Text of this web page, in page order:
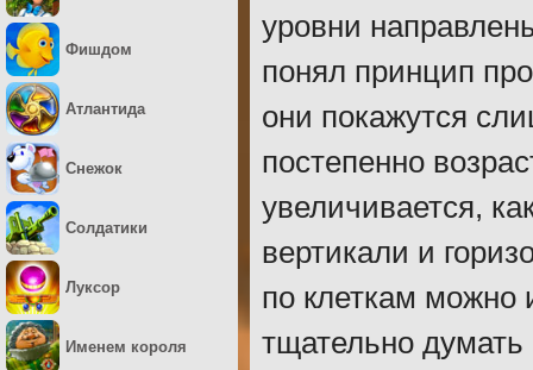
уровни
понял принцип
они покажутся
постепенно
увеличивается,
вертикали и
по клеткам можно
тщательно
Фишдом
Атлантида
Снежок
Солдатики
Луксор
Именем короля